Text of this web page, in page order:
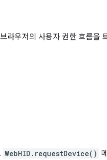
라우저의 사용자 권한 흐름을
WebHID.requestDevice()